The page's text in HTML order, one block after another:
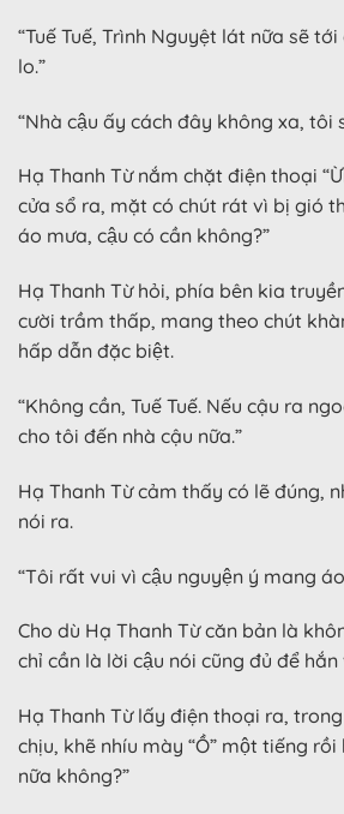
“Tuế Tuế, Trình Nguyệt lát nữa sẽ
lo.”
“Nhà cậu ấy cách đây không xa, tôi
Hạ Thanh Từ nắm chặt điện thoại
cửa sổ ra, mặt có chút rát vì bị gió
áo mưa, cậu có cần không?”
Hạ Thanh Từ hỏi, phía bên kia
cười trầm thấp, mang theo chút
hấp dẫn đặc biệt.
“Không cần, Tuế Tuế. Nếu cậu ra
cho tôi đến nhà cậu nữa.”
Hạ Thanh Từ cảm thấy có lẽ đúng,
nói ra.
“Tôi rất vui vì cậu nguyện ý mang
Cho dù Hạ Thanh Từ căn bản là
chỉ cần là lời cậu nói cũng đủ để
Hạ Thanh Từ lấy điện thoại ra,
chịu, khẽ nhíu mày “Ồ” một tiếng rồi
nữa không?”